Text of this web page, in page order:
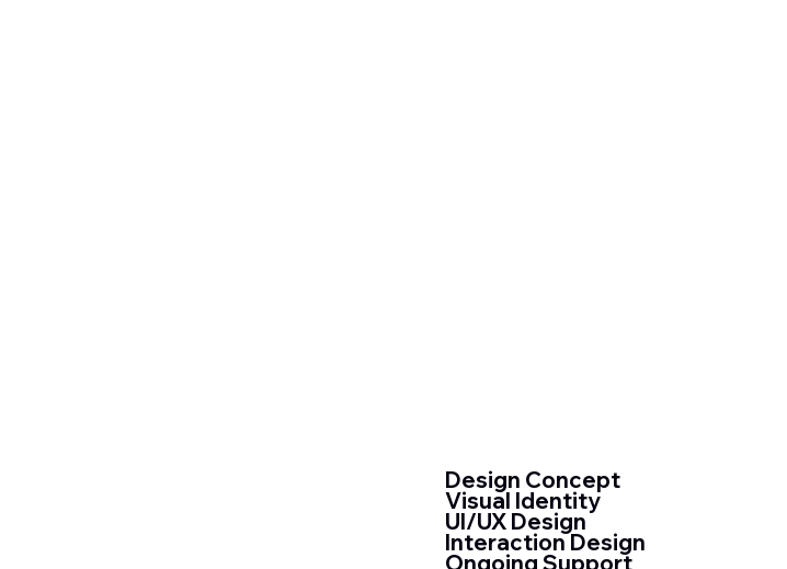
Design Concept
Visual Identity
UI/UX Design
Interaction Design
Ongoing Support